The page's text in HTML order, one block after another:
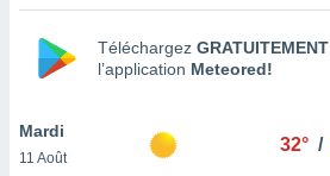
ainsi
un
la
du
Téléchargez GRATUITEMENT
l’application Meteored!
Mardi
11 Août
32° /